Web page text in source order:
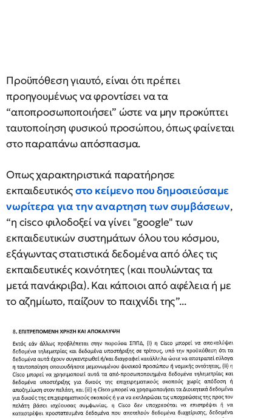
Προϋπόθεση γιαυτό, είναι ότι πρέπει
προηγουμένως να φροντίσει να τα
“αποπροσωποποιήσει” ώστε να μην προκύπτει
ταυτοποίηση φυσικού προσώπου, όπως φαίνεται
στο παραπάνω απόσπασμα.
Οπως χαρακτηριστικά παρατήρησε
εκπαιδευτικόςστο κείμενο που δημοσιεύσαμε
νωρίτερα για την αναρτηση των συμβάσεων,
“η cisco φιλοδοξεί να γίνει "google" των
εκπαιδευτικών συστημάτων όλου του κόσμου,
εξάγωντας στατιστικά δεδομένα από όλες τις
εκπαιδευτικές κοινότητες (και πουλώντας τα
μετά πανάκριβα). Και κάποιοι από αφέλεια ή με
το αζημίωτο, παίζουν το παιχνίδι της”...